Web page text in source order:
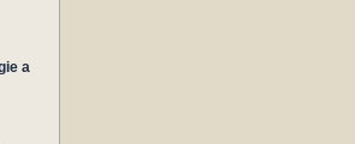
a